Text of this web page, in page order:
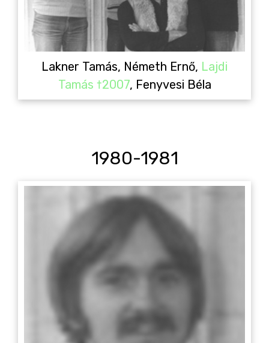
Lakner Tamás, Németh Ernő, Lajdi
Tamás †2007, Fenyvesi Béla
1980-1981